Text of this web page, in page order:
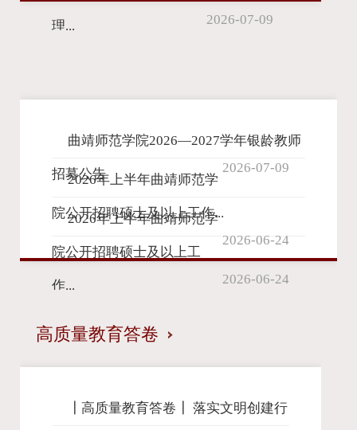
理... 2026-07-09
曲靖师范学院2026—2027学年银龄教师
招募公告 2026-07-09
2026年上半年曲靖师范学
院公开招聘硕士及以上工作...
2026-06-24
2026年上半年曲靖师范学
院公开招聘硕士及以上工
作... 2026-06-24
高质量教育答卷
┃高质量教育答卷┃ 落实文明创建行